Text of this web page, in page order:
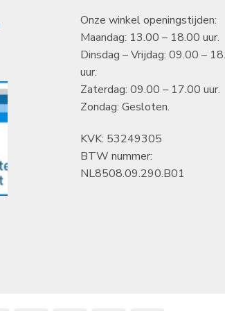
Onze winkel openingstijden:
Maandag: 13.00 – 18.00 uur.
Dinsdag – Vrijdag: 09.00 –
uur.
Zaterdag: 09.00 – 17.00 uur.
Zondag: Gesloten.
KVK: 53249305
BTW nummer:
NL8508.09.290.B01